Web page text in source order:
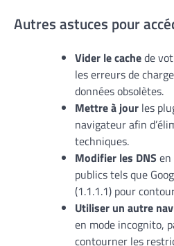
Autres astuces pour
Vider le cachede
les erreurs de
données obsolètes.
Mettre à jour les
navigateur afin
techniques.
Modifier les DNS
publics tels que
(1.1.1.1) pour
Utiliser un autre
en mode incognito,
contourner les